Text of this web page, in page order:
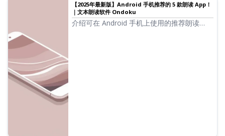
【2025年最新版】Android 手机推荐的 5 款朗读 App！
｜文本朗读软件 Ondoku
介绍可在 Android 手机上使用的推荐朗读